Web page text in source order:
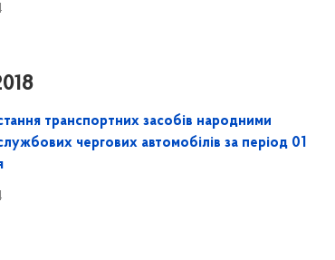
транспортних засобів народними
чергових автомобілів за період 01